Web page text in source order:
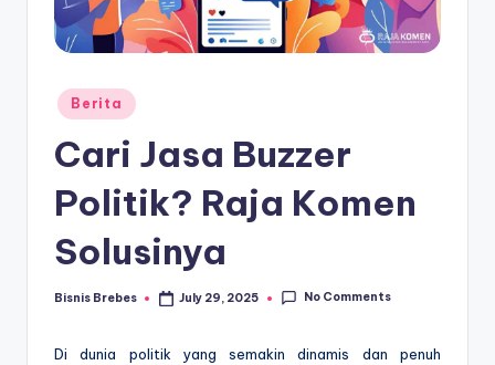
Posted
in
Berita
Cari Jasa Buzzer
Politik? Raja Komen
Solusinya
Posted
Bisnis Brebes July 29, 2025 No Comments
Di dunia politik yang semakin dinamis dan penuh